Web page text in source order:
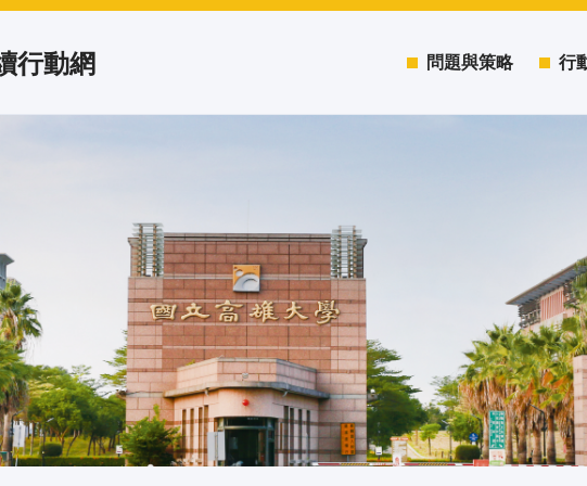
行動網 問題與策略 行